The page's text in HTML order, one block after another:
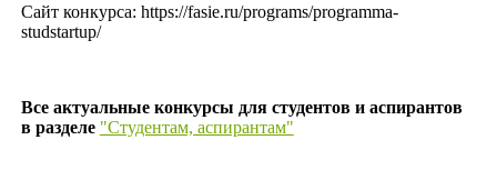
Сайт конкурса: https://fasie.ru/programs/programma-
studstartup/
Все актуальные конкурсы для студентов и аспирантов
в разделе "Студентам, аспирантам"